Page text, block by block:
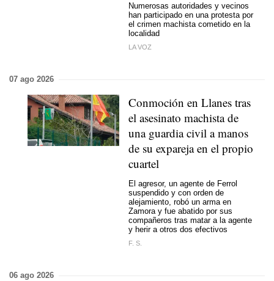
Numerosas autoridades y vecinos
han participado en una protesta por
el crimen machista cometido en la
localidad
LA VOZ
07 ago 2026
Conmoción en Llanes tras
el asesinato machista de
una guardia civil a manos
de su expareja en el propio
cuartel
El agresor, un agente de Ferrol
suspendido y con orden de
alejamiento, robó un arma en
Zamora y fue abatido por sus
compañeros tras matar a la agente
y herir a otros dos efectivos
F. S.
06 ago 2026